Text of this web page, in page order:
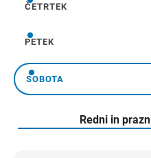
četrtek
ČETRTEK
petek
PETEK
sobota
SOBOTA
Redni in